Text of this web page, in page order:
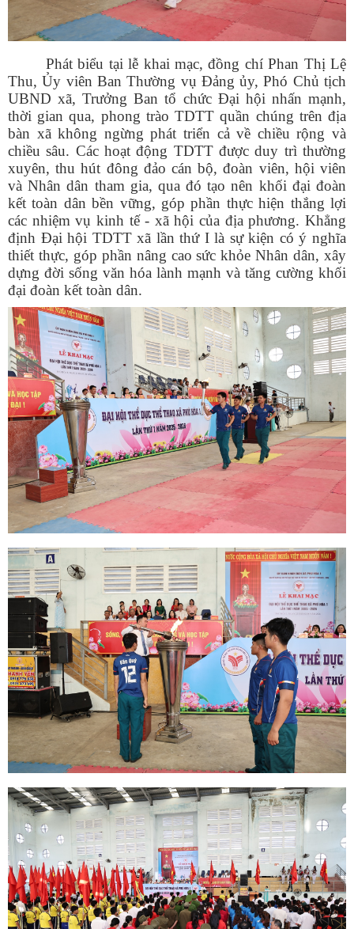
Phát biểu tại lễ khai mạc, đồng chí Phan Thị Lệ
Thu, Ủy viên Ban Thường vụ Đảng ủy, Phó Chủ tịch
UBND xã, Trưởng Ban tổ chức Đại hội nhấn mạnh,
thời gian qua, phong trào TDTT quần chúng trên địa
bàn xã không ngừng phát triển cả về chiều rộng và
chiều sâu. Các hoạt động TDTT được duy trì thường
xuyên, thu hút đông đảo cán bộ, đoàn viên, hội viên
và Nhân dân tham gia, qua đó tạo nên khối đại đoàn
kết toàn dân bền vững, góp phần thực hiện thắng lợi
các nhiệm vụ kinh tế - xã hội của địa phương. Khẳng
định Đại hội TDTT xã lần thứ I là sự kiện có ý nghĩa
thiết thực, góp phần nâng cao sức khỏe Nhân dân, xây
dựng đời sống văn hóa lành mạnh và tăng cường khối
đại đoàn kết toàn dân.